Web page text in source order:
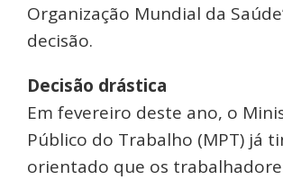
Organização Mundial da
decisão.
Decisão drástica
Em fevereiro deste ano, o
Público do Trabalho (MPT) já
orientado que os